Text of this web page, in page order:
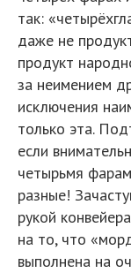
так:
даже не
продукт
за неимением
исключения
только эта.
если
четырьмя
разные!
рукой
на то, что
выполнена на